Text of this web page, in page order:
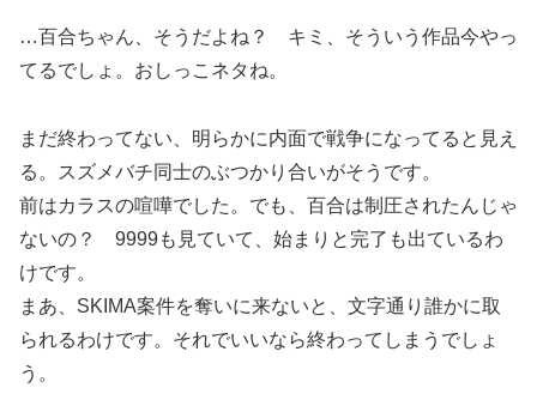
…百合ちゃん、そうだよね？ キミ、そういう作品今やっ
てるでしょ。おしっこネタね。
まだ終わってない、明らかに内面で戦争になってると見え
る。スズメバチ同士のぶつかり合いがそうです。
前はカラスの喧嘩でした。でも、百合は制圧されたんじゃ
ないの？ 9999も見ていて、始まりと完了も出ているわ
けです。
まあ、SKIMA案件を奪いに来ないと、文字通り誰かに取
られるわけです。それでいいなら終わってしまうでしょ
う。